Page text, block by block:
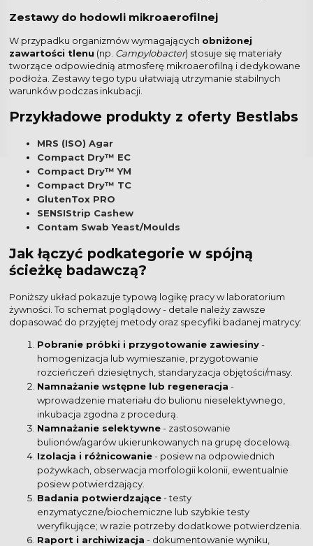
Zestawy do hodowli mikroaerofilnej
W przypadku organizmów wymagających obniżonej
zawartości tlenu (np. Campylobacter) stosuje się materiały
tworzące odpowiednią atmosferę mikroaerofilną i dedykowane
podłoża. Zestawy tego typu ułatwiają utrzymanie stabilnych
warunków podczas inkubacji.
Przykładowe produkty z oferty Bestlabs
MRS (ISO) Agar
Compact Dry™ EC
Compact Dry™ YM
Compact Dry™ TC
GlutenTox PRO
SENSIStrip Cashew
Contam Swab Yeast/Moulds
Jak łączyć podkategorie w spójną
ścieżkę badawczą?
Poniższy układ pokazuje typową logikę pracy w laboratorium
żywności. To schemat poglądowy - detale należy zawsze
dopasować do przyjętej metody oraz specyfiki badanej matrycy:
Pobranie próbki i przygotowanie zawiesiny-
homogenizacja lub wymieszanie, przygotowanie
rozcieńczeń dziesiętnych, standaryzacja objętości/masy.
Namnażanie wstępne lub regeneracja -
wprowadzenie materiału do bulionu nieselektywnego,
inkubacja zgodna z procedurą.
Namnażanie selektywne- zastosowanie
bulionów/agarów ukierunkowanych na grupę docelową.
Izolacja i różnicowanie- posiew na odpowiednich
pożywkach, obserwacja morfologii kolonii, ewentualnie
posiew potwierdzający.
Badania potwierdzające- testy
enzymatyczne/biochemiczne lub szybkie testy
weryfikujące; w razie potrzeby dodatkowe potwierdzenia.
Raport i archiwizacja - dokumentowanie wyniku,